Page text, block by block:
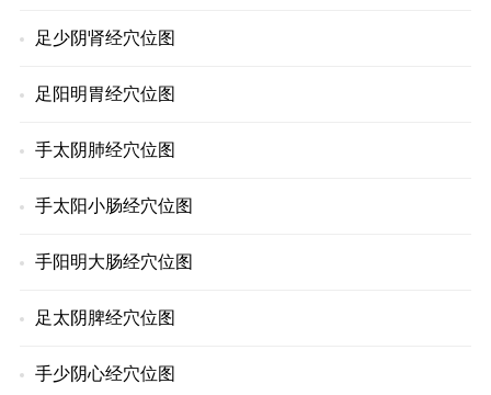
足少阴肾经穴位图
足阳明胃经穴位图
手太阴肺经穴位图
手太阳小肠经穴位图
手阳明大肠经穴位图
足太阴脾经穴位图
手少阴心经穴位图